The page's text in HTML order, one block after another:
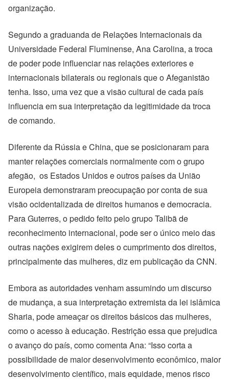
organização.
Segundo a graduanda de Relações Internacionais da
Universidade Federal Fluminense, Ana Carolina, a troca
de poder pode influenciar nas relações exteriores e
internacionais bilaterais ou regionais que o Afeganistão
tenha. Isso, uma vez que a visão cultural de cada país
influencia em sua interpretação da legitimidade da troca
de comando.
Diferente da Rússia e China, que se posicionaram para
manter relações comerciais normalmente com o grupo
afegão, os Estados Unidos e outros países da União
Europeia demonstraram preocupação por conta de sua
visão ocidentalizada de direitos humanos e democracia.
Para Guterres, o pedido feito pelo grupo Talibã de
reconhecimento internacional, pode ser o único meio das
outras nações exigirem deles o cumprimento dos direitos,
principalmente das mulheres, diz em publicação da CNN.
Embora as autoridades venham assumindo um discurso
de mudança, a sua interpretação extremista da lei islâmica
Sharia, pode ameaçar os direitos básicos das mulheres,
como o acesso à educação. Restrição essa que prejudica
o avanço do país, como comenta Ana: “Isso corta a
possibilidade de maior desenvolvimento econômico, maior
desenvolvimento científico, mais equidade, menos risco